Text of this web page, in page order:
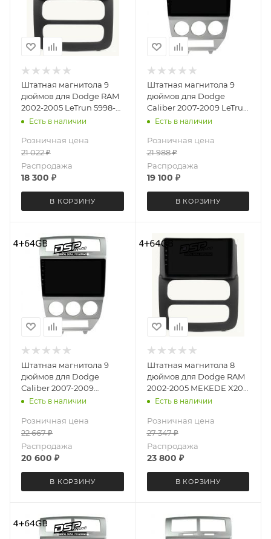
Штатная магнитола 9
дюймов для Dodge RAM
2002-2005 LeTrun 5998-
6494 Android 12 UIS8581А
Есть в наличии
Розничная цена
21 022₽
Распродажа
18 300 ₽
В КОРЗИНУ
Штатная магнитола 9
дюймов для Dodge
Caliber 2007-2009 LeTrun
5997-6494 Android 12
Есть в наличии
Розничная цена
21 988₽
Распродажа
19 100 ₽
В КОРЗИНУ
Штатная магнитола 9
дюймов для Dodge
Caliber 2007-2009
MEKEDE X20-W 5997-
8 ядер Unisoc 9863A DSP
Есть в наличии
Розничная цена
22 667₽
Распродажа
20 600 ₽
В КОРЗИНУ
Штатная магнитола 8
дюймов для Dodge RAM
2002-2005 MEKEDE X20-
PRO 5998-6481
4+64 Gb 8 ядер
Есть в наличии
Розничная цена
27 347₽
Распродажа
23 800 ₽
В КОРЗИНУ